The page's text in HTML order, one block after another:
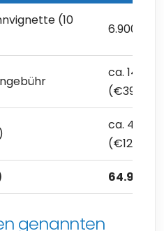
(10
6.900 Ft
ca.
(€39,42)
ca.
(€123,89)
64.900
genannten